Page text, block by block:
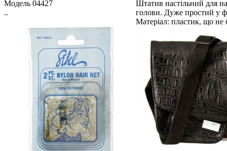
Модель 04427
..
Штатив настільний для
голови. Дуже простий у
Матеріал: пластик, що не